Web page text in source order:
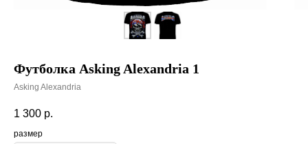
Футболка Asking Alexandria 1
Asking Alexandria
1 300 р.
размер